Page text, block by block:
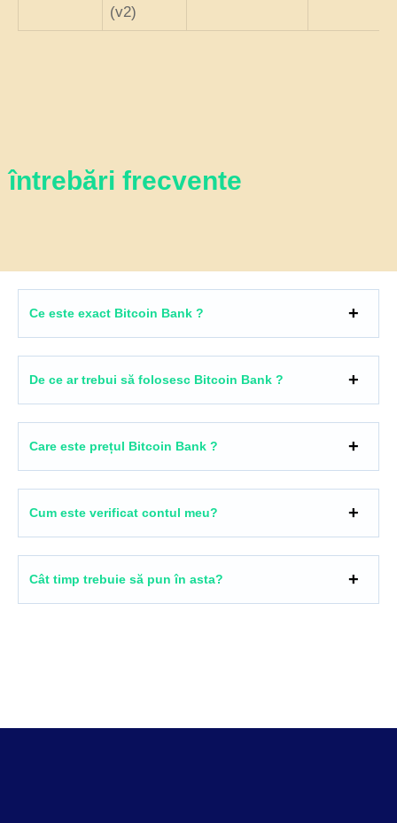
(v2)
întrebări frecvente
Ce este exact Bitcoin Bank ?
De ce ar trebui să folosesc Bitcoin Bank ?
Care este prețul Bitcoin Bank ?
Cum este verificat contul meu?
Cât timp trebuie să pun în asta?